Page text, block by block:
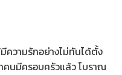
ความรักอย่างไม่ทันได้ตั้ง
คนมีครอบครัวแล้ว โบราณ